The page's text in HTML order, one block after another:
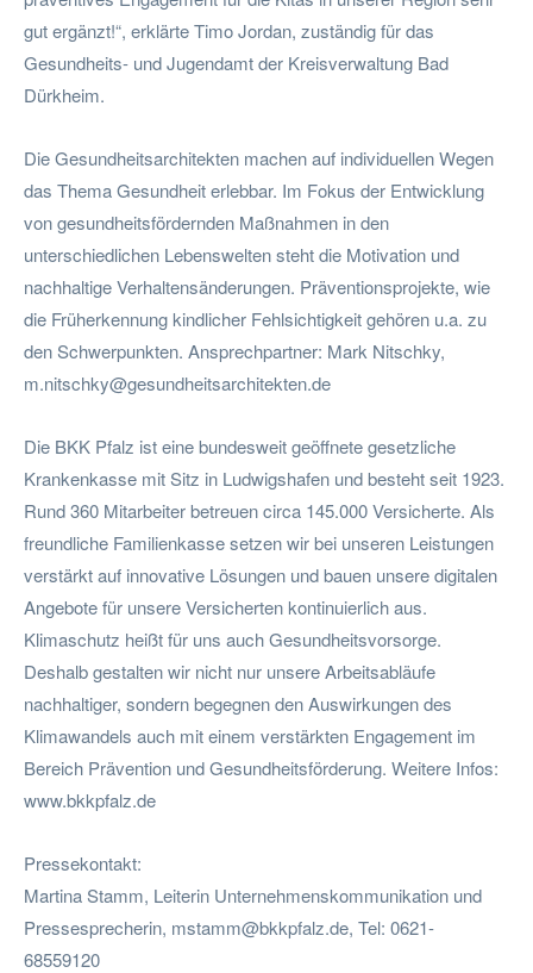
gut ergänzt!“, erklärte Timo Jordan, zuständig für das
Gesundheits- und Jugendamt der Kreisverwaltung Bad
Dürkheim.
Die Gesundheitsarchitekten machen auf individuellen Wegen
das Thema Gesundheit erlebbar. Im Fokus der Entwicklung
von gesundheitsfördernden Maßnahmen in den
unterschiedlichen Lebenswelten steht die Motivation und
nachhaltige Verhaltensänderungen. Präventionsprojekte, wie
die Früherkennung kindlicher Fehlsichtigkeit gehören u.a. zu
den Schwerpunkten. Ansprechpartner: Mark Nitschky,
m.nitschky@gesundheitsarchitekten.de
Die BKK Pfalz ist eine bundesweit geöffnete gesetzliche
Krankenkasse mit Sitz in Ludwigshafen und besteht seit 1923.
Rund 360 Mitarbeiter betreuen circa 145.000 Versicherte. Als
freundliche Familienkasse setzen wir bei unseren Leistungen
verstärkt auf innovative Lösungen und bauen unsere digitalen
Angebote für unsere Versicherten kontinuierlich aus.
Klimaschutz heißt für uns auch Gesundheitsvorsorge.
Deshalb gestalten wir nicht nur unsere Arbeitsabläufe
nachhaltiger, sondern begegnen den Auswirkungen des
Klimawandels auch mit einem verstärkten Engagement im
Bereich Prävention und Gesundheitsförderung. Weitere Infos:
www.bkkpfalz.de
Pressekontakt:
Martina Stamm, Leiterin Unternehmenskommunikation und
Pressesprecherin, mstamm@bkkpfalz.de, Tel: 0621-
68559120